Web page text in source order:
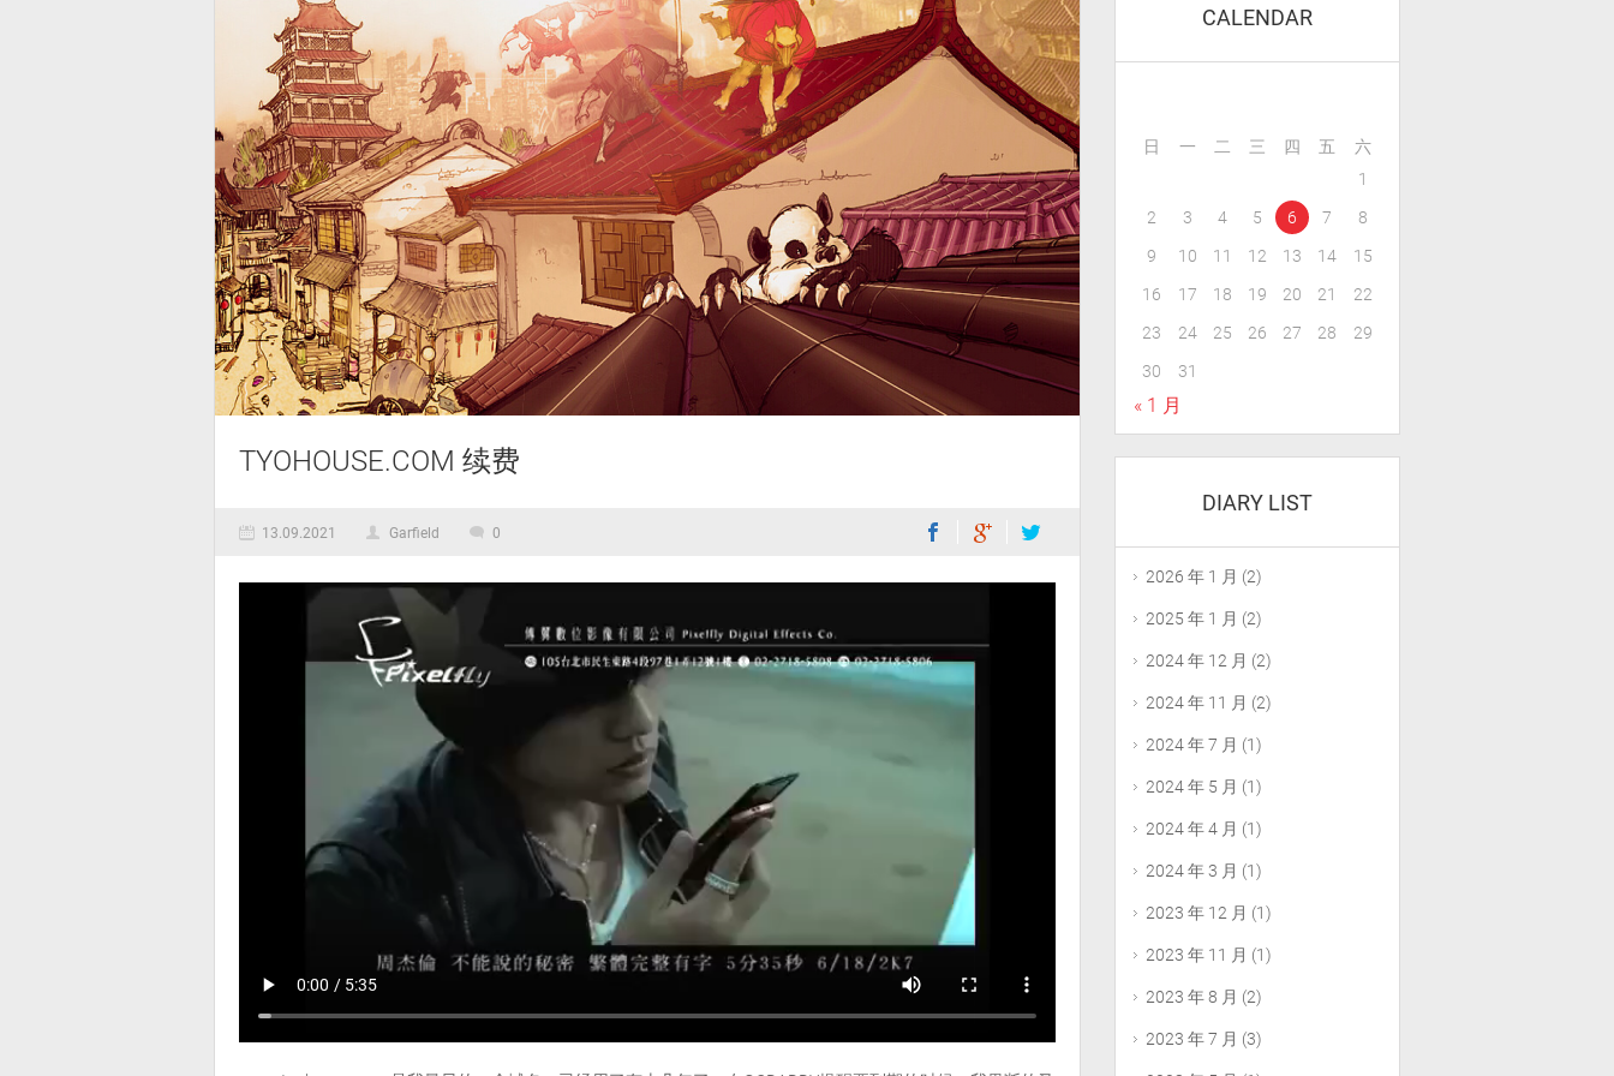
TYOHOUSE.COM 续费
13.09.2021 Garfield 0
CALENDAR
日 一 二 三 四 五
六
1
2
3 4 5 6 7
8
9
10 11 12 13 14
15
16
17 18 19 20 21
22
23
24 25 26 27 28
29
30
31
« 1 月
DIARY LIST
2026 年 1 月 (2)
2025 年 1 月 (2)
2024 年 12 月 (2)
2024 年 11 月 (2)
2024 年 7 月 (1)
2024 年 5 月 (1)
2024 年 4 月 (1)
2024 年 3 月 (1)
2023 年 12 月 (1)
2023 年 11 月 (1)
2023 年 8 月 (2)
2023 年 7 月 (3)